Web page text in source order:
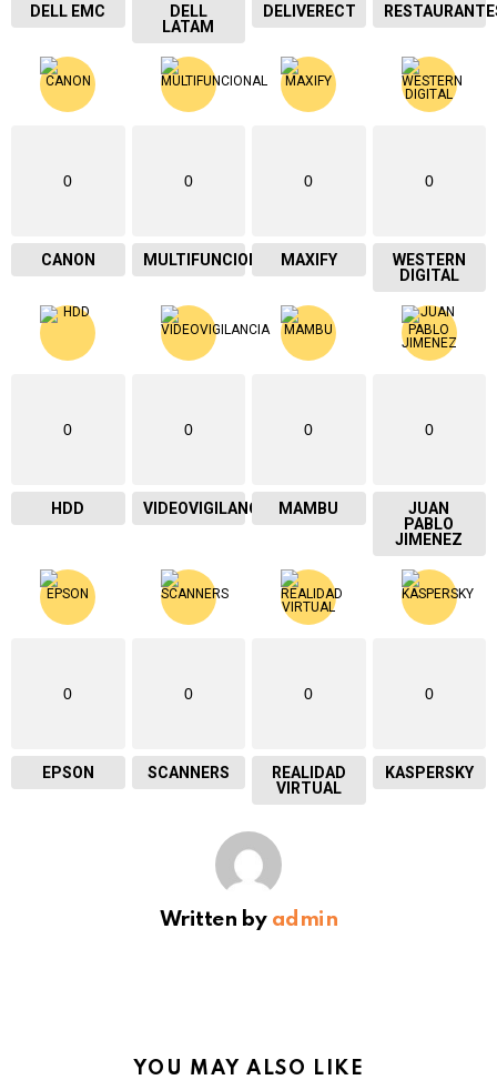
DELL EMC
DELL
LATAM
DELIVERECT
0
CANON
0
MULTIFUNCIONAL
0
MAXIFY
0
WESTERN
DIGITAL
0
HDD
0
VIDEOVIGILANCIA
0
MAMBU
0
JUAN
PABLO
JIMENEZ
0
EPSON
0
SCANNERS
0
REALIDAD
VIRTUAL
0
KASPERSKY
Written by admin
YOU MAY ALSO LIKE